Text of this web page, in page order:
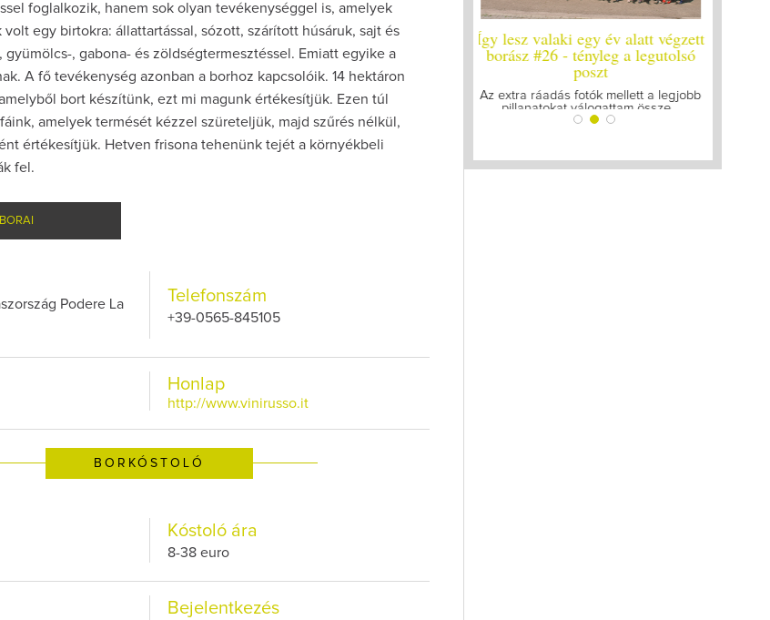
foglalkozik, hanem sok olyan tevékenységgel is, amelyek
egy birtokra: állattartással, sózott, szárított húsáruk, sajt és
gyümölcs-, gabona- és zöldségtermesztéssel. Emiatt egyike a
A fő tevékenység azonban a borhoz kapcsolóik. 14 hektáron
bort készítünk, ezt mi magunk értékesítjük. Ezen túl
amelyek termését kézzel szüreteljük, majd szűrés nélkül,
értékesítjük. Hetven frisona tehenünk tejét a környékbeli
fel.
Podere La
Telefonszám
+39-0565-845105
Honlap
http://www.vinirusso.it
BORKÓSTOLÓ
Kóstoló ára
8-38 euro
Bejelentkezés
Így lesz valaki egy év alatt végzett
borász #26 - tényleg a legutolsó
poszt
Az extra ráadás fotók mellett a legjobb
pillanatokat válogattam össze...
Így lesz valaki egy év alatt végzett
borász #25
Megírtuk a modulzáró vizsgákat, már
lázasan készülünk az utolsó...